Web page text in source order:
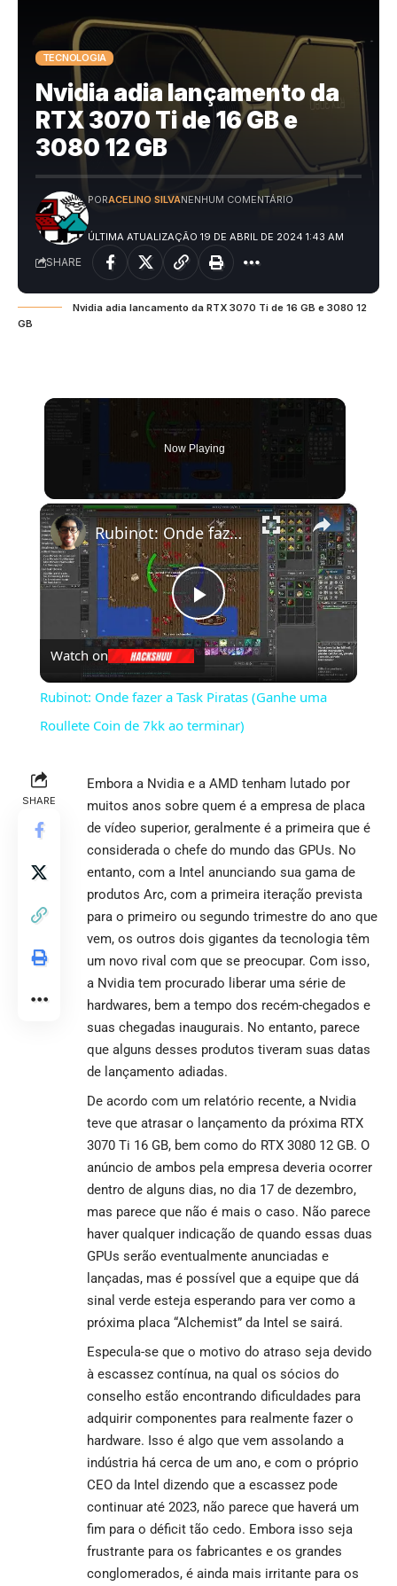
TECNOLOGIA
Nvidia adia lançamento da
RTX 3070 Ti de 16 GB e
3080 12 GB
ÚLTIMA ATUALIZAÇÃO 19 DE ABRIL DE 2024 1:43 AM
PORACELINO SILVANENHUM COMENTÁRIO
SHARE
Nvidia adia lancamento da RTX 3070 Ti de 16 GB e 3080 12
GB
Now Playing
×
Play
Video
Rubinot: Onde fazer a Task Piratas (Ganhe uma Roullete Coin de 7kk ao terminar)
Watch on
Rubinot: Onde fazer a Task Piratas (Ganhe uma
Roullete Coin de 7kk ao terminar)
SHARE
Embora a Nvidia e a AMD tenham lutado por
muitos anos sobre quem é a empresa de placa
de vídeo superior, geralmente é a primeira que é
considerada o chefe do mundo das GPUs. No
entanto, com a Intel anunciando sua gama de
produtos Arc, com a primeira iteração prevista
para o primeiro ou segundo trimestre do ano que
vem, os outros dois gigantes da tecnologia têm
um novo rival com que se preocupar. Com isso,
a Nvidia tem procurado liberar uma série de
hardwares, bem a tempo dos recém-chegados e
suas chegadas inaugurais. No entanto, parece
que alguns desses produtos tiveram suas datas
de lançamento adiadas.
De acordo com um relatório recente, a Nvidia
teve que atrasar o lançamento da próxima RTX
3070 Ti 16 GB, bem como do RTX 3080 12 GB. O
anúncio de ambos pela empresa deveria ocorrer
dentro de alguns dias, no dia 17 de dezembro,
mas parece que não é mais o caso. Não parece
haver qualquer indicação de quando essas duas
GPUs serão eventualmente anunciadas e
lançadas, mas é possível que a equipe que dá
sinal verde esteja esperando para ver como a
próxima placa “Alchemist” da Intel se sairá.
Especula-se que o motivo do atraso seja devido
à escassez contínua, na qual os sócios do
conselho estão encontrando dificuldades para
adquirir componentes para realmente fazer o
hardware. Isso é algo que vem assolando a
indústria há cerca de um ano, e com o próprio
CEO da Intel dizendo que a escassez pode
continuar até 2023, não parece que haverá um
fim para o déficit tão cedo. Embora isso seja
frustrante para os fabricantes e os grandes
conglomerados, é ainda mais irritante para os